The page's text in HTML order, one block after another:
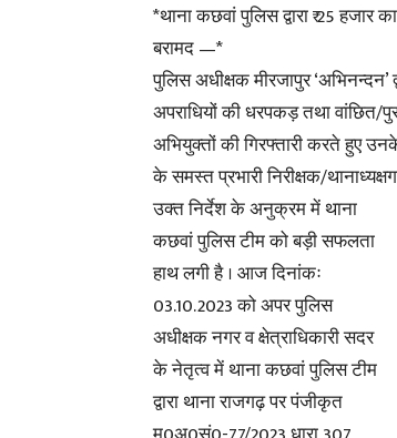
*थाना कछवां पुलिस द्वारा ₹ 25
बरामद —*
पुलिस अधीक्षक मीरजापुर
अपराधियों की धरपकड़ तथा वांछित/
अभियुक्तों की गिरफ्तारी करते हुए
के समस्त प्रभारी निरीक्षक/
उक्त निर्देश के अनुक्रम में थाना
कछवां पुलिस टीम को बड़ी सफलता
हाथ लगी है । आज दिनांकः
03.10.2023 को अपर पुलिस
अधीक्षक नगर व क्षेत्राधिकारी सदर
के नेतृत्व में थाना कछवां पुलिस टीम
द्वारा थाना राजगढ़ पर पंजीकृत